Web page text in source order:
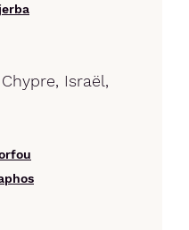
Israël,